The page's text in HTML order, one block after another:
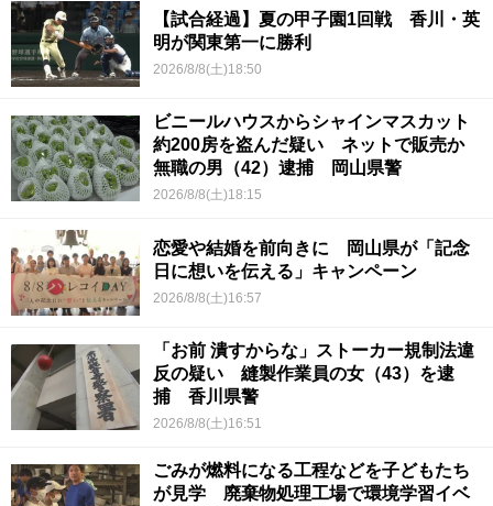
【試合経過】夏の甲子園1回戦 香川・英
明が関東第一に勝利
2026/8/8(土)18:50
ビニールハウスからシャインマスカット
約200房を盗んだ疑い ネットで販売か
無職の男（42）逮捕 岡山県警
2026/8/8(土)18:15
恋愛や結婚を前向きに 岡山県が「記念
日に想いを伝える」キャンペーン
2026/8/8(土)16:57
「お前 潰すからな」ストーカー規制法違
反の疑い 縫製作業員の女（43）を逮
捕 香川県警
2026/8/8(土)16:51
ごみが燃料になる工程などを子どもたち
が見学 廃棄物処理工場で環境学習イベ